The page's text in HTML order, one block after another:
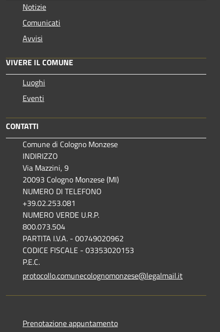
Notizie
Comunicati
Avvisi
VIVERE IL COMUNE
Luoghi
Eventi
CONTATTI
Comune di Cologno Monzese
INDIRIZZO
Via Mazzini, 9
20093 Cologno Monzese (MI)
NUMERO DI TELEFONO
+39.02.253.081
NUMERO VERDE U.R.P.
800.073.504
PARTITA I.V.A. - 00749020962
CODICE FISCALE - 03353020153
P.E.C.
protocollo.comunecolognomonzese@legalmail.it
Prenotazione appuntamento